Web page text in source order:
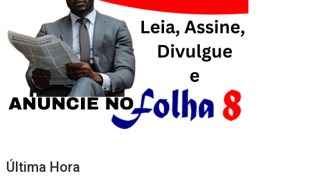
Última Hora